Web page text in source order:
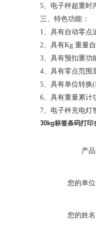
5、电子秤超重时
三、特色功能：
1、具有自动零点
2、具有Kg 重量
3、具有预扣重功
4、具有零点范围
5、具有单位转换
6、具有重量累计
7、电子秤充电灯
30kg标签条码打印
产
您的单
您的姓